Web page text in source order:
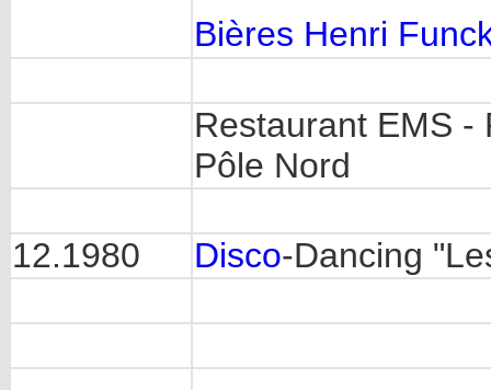
Bières Henri
Restaurant EMS -
Pôle Nord
12.1980 Disco-Dancing